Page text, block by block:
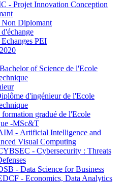
- Projet Innovation Conception
Diplomant
PEI
of Science de l'Ecole
d'ingénieur de l'Ecole
gradué de l'Ecole
-MSc&T
- Artificial Intelligence and
Visual Computing
- Cybersecurity : Threats
- Data Science for Business
- Economics, Data Analytics